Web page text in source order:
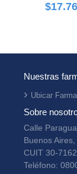
Nuestras
Ubicar
Sobre
Calle
Buenos
CUIT 30-
Teléfono: